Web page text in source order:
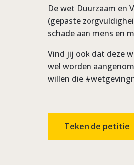
De wet Duurzaam en
(gepaste
schade aan mens en
Vind jij ook dat deze
wel worden
willen die
Teken de petitie